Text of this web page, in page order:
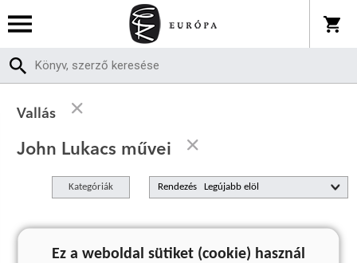
Vallás
John Lukacs művei
Kategóriák Rendezés
A keresett kifejezésre nincs találat
Ez a weboldal sütiket (cookie) használ